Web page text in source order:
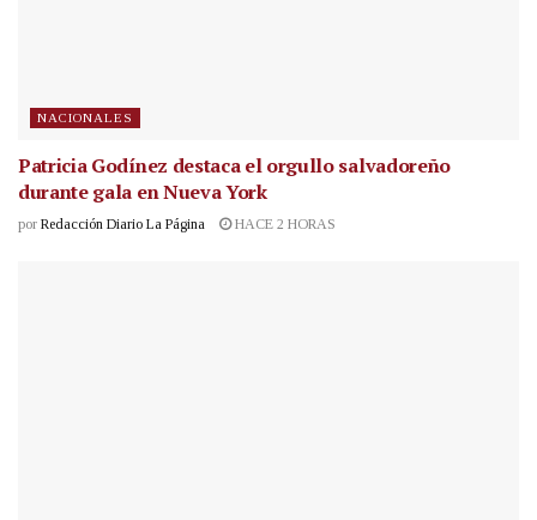
NACIONALES
Patricia Godínez destaca el orgullo salvadoreño
durante gala en Nueva York
por Redacción Diario La Página HACE 2 HORAS